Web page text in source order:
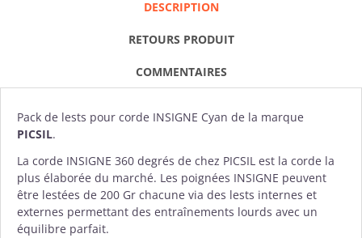
DESCRIPTION
RETOURS PRODUIT
COMMENTAIRES
Pack de lests pour corde INSIGNE Cyan de la marque
PICSIL.
La corde INSIGNE 360 degrés de chez PICSIL est la corde la
plus élaborée du marché. Les poignées INSIGNE peuvent
être lestées de 200 Gr chacune via des lests internes et
externes permettant des entraînements lourds avec un
équilibre parfait.